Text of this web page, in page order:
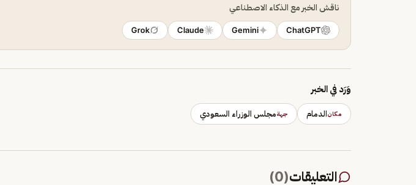
ناقش الخبر مع الذكاء الاصطناعي
ChatGPT
Gemini
Claude
Grok
وَرَد في الخبر
مكانالدمام جهةمجلس الوزراء السعودي
التعليقات(
0
)